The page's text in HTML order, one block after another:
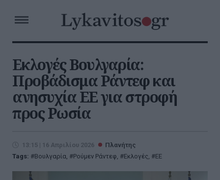
Εκλογές Βουλγαρία:
Προβάδισμα Ράντεφ και
ανησυχία ΕΕ για στροφή
προς Ρωσία
13:15 | 16 Απριλίου 2026
Πλανήτης
Tags:
Βουλγαρία, Ρούμεν Ράντεφ, Εκλογές, ΕΕ